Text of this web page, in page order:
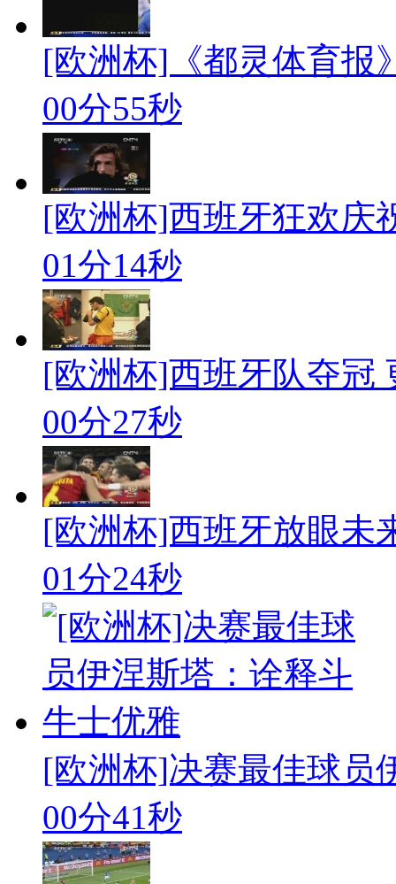
[欧洲杯]《都灵体育报
00分55秒
[欧洲杯]西班牙狂欢庆
01分14秒
[欧洲杯]西班牙队夺冠
00分27秒
[欧洲杯]西班牙放眼未
01分24秒
[欧洲杯]决赛最佳球员
00分41秒